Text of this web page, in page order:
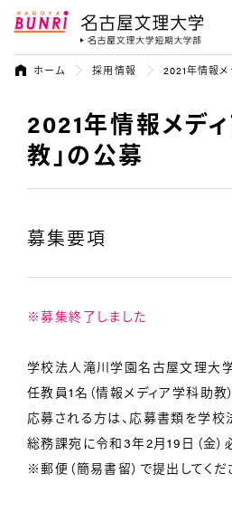
名古屋文理大学
よく検索されているキーワード： 入試
ホーム 採用情報 2021年情報メ
2021年情報メディ
教」の公募
募集要項
※募集終了しました
学校法人滝川学園名古屋文理大
任教員1名（情報メディア学科助教
応募される方は、応募書類を学
総務課宛に令和3年2月19日（金）
※郵便（簡易書留）で提出してくだ